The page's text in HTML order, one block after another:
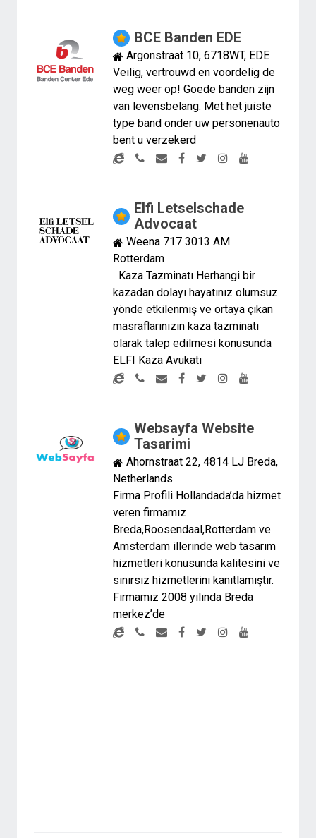
BCE Banden EDE
Argonstraat 10, 6718WT, EDE
Veilig, vertrouwd en voordelig de
weg weer op! Goede banden zijn
van levensbelang. Met het juiste
type band onder uw personenauto
bent u verzekerd
Elfi Letselschade
Advocaat
Weena 717 3013 AM
Rotterdam
Kaza Tazminatı Herhangi bir
kazadan dolayı hayatınız olumsuz
yönde etkilenmiş ve ortaya çıkan
masraflarınızın kaza tazminatı
olarak talep edilmesi konusunda
ELFI Kaza Avukatı
Websayfa Website
Tasarimi
Ahornstraat 22, 4814 LJ Breda,
Netherlands
Firma Profili Hollandada’da hizmet
veren firmamız
Breda,Roosendaal,Rotterdam ve
Amsterdam illerinde web tasarım
hizmetleri konusunda kalitesini ve
sınırsız hizmetlerini kanıtlamıştır.
Firmamız 2008 yılında Breda
merkez’de